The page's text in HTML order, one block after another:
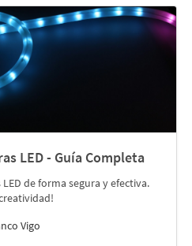
LED - Guía Completa
de forma segura y efectiva.
Vigo